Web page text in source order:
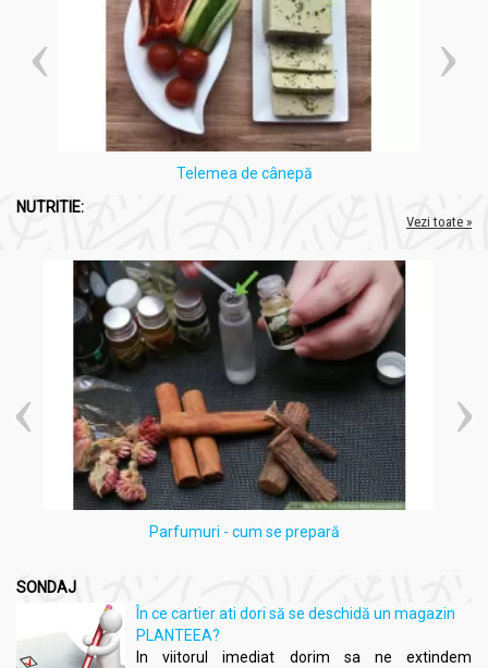
Telemea de cânepă
NUTRITIE:
Vezi toate »
Parfumuri - cum se prepară
SONDAJ
În ce cartier ati dori să se deschidă un magazin
PLANTEEA?
In viitorul imediat dorim sa ne extindem